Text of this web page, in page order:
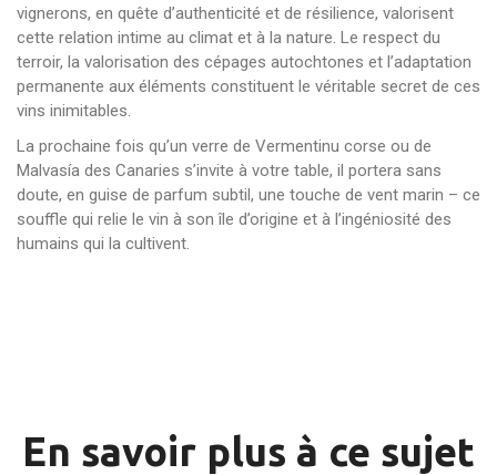
vignerons, en quête d’authenticité et de résilience, valorisent
cette relation intime au climat et à la nature. Le respect du
terroir, la valorisation des cépages autochtones et l’adaptation
permanente aux éléments constituent le véritable secret de ces
vins inimitables.
La prochaine fois qu’un verre de Vermentinu corse ou de
Malvasía des Canaries s’invite à votre table, il portera sans
doute, en guise de parfum subtil, une touche de vent marin – ce
souffle qui relie le vin à son île d’origine et à l’ingéniosité des
humains qui la cultivent.
En savoir plus à ce sujet